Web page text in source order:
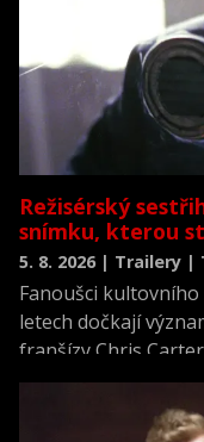
Režisérský
snímku, kterou
5. 8. 2026 | Trailery |
Fanoušci
letech dočkají
franšízy Chris
neviděné režisérské